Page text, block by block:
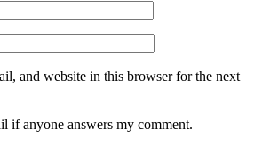
and website in this browser for the next
if anyone answers my comment.